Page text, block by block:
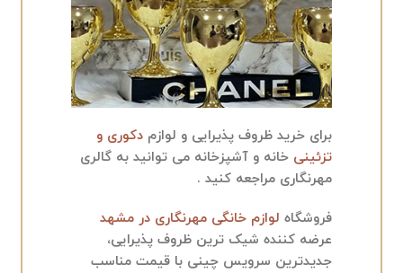
برای خرید ظروف پذیرایی و لوازم دکوری و
تزئینی خانه و آشپزخانه می توانید به گالری
مهرنگاری مراجعه کنید .
فروشگاه لوازم خانگی مهرنگاری در مشهد
عرضه کننده شیک ترین ظروف پذیرایی،
جدیدترین سرویس چینی با قیمت مناسب